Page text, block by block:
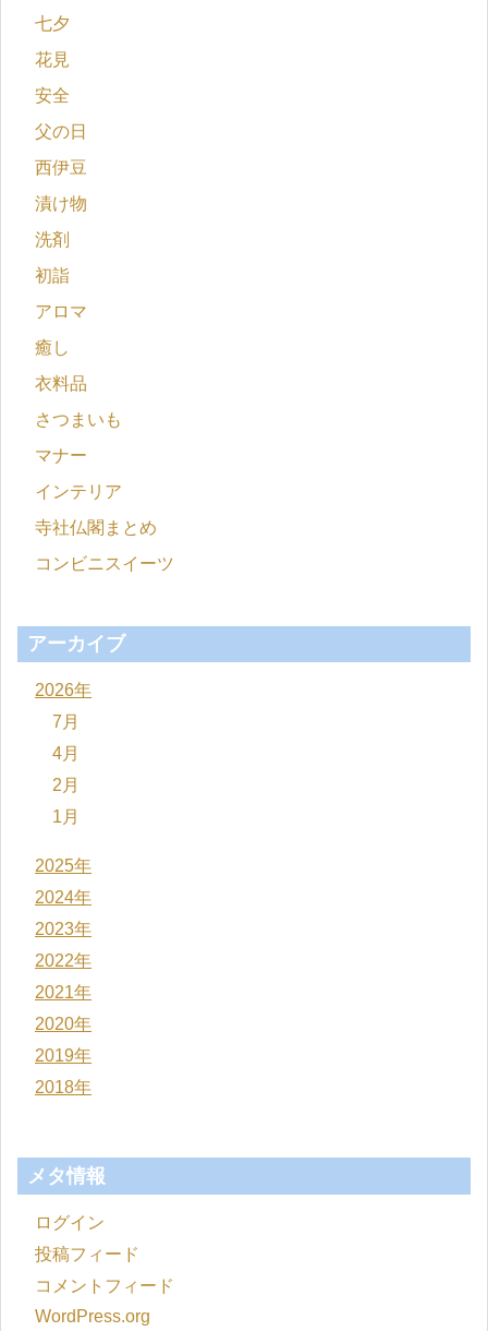
七夕
花見
安全
父の日
西伊豆
漬け物
洗剤
初詣
アロマ
癒し
衣料品
さつまいも
マナー
インテリア
寺社仏閣まとめ
コンビニスイーツ
アーカイブ
2026年
7月
4月
2月
1月
2025年
2024年
2023年
2022年
2021年
2020年
2019年
2018年
メタ情報
ログイン
投稿フィード
コメントフィード
WordPress.org